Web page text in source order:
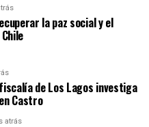
la paz social y el
fiscalía de Los Lagos investiga
Castro
atrás